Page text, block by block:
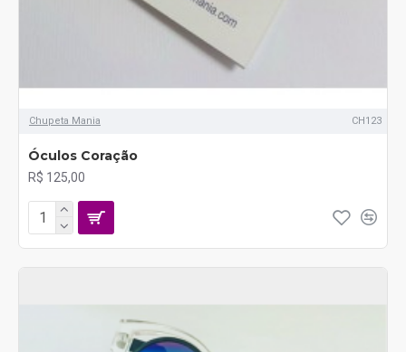
Chupeta Mania CH123
Óculos Coração
R$ 125,00